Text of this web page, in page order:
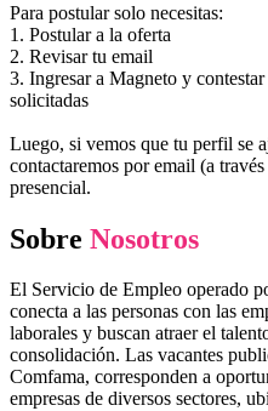
Para postular solo necesitas:
1. Postular a la oferta
2. Revisar tu email
3. Ingresar a Magneto y
solicitadas
Luego, si vemos que tu perfil se
contactaremos por email (a
presencial.
Sobre Nosotros
El Servicio de Empleo operado
conecta a las personas con las
laborales y buscan atraer el
consolidación. Las vacantes
Comfama, corresponden a
empresas de diversos sectores,